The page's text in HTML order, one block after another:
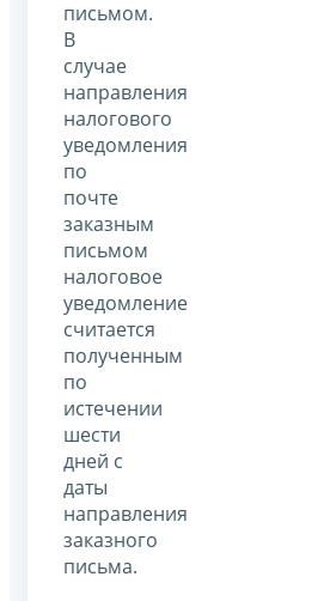
письмом.
В
случае
направления
налогового
уведомления
по
почте
заказным
письмом
налоговое
уведомление
считается
полученным
по
истечении
шести
дней с
даты
направления
заказного
письма.